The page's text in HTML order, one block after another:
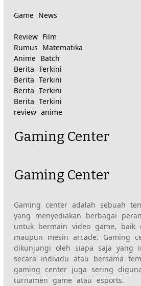
Game News
Review Film
Rumus Matematika
Anime Batch
Berita Terkini
Berita Terkini
Berita Terkini
Berita Terkini
review anime
Gaming Center
Gaming Center
Gaming center adalah sebuah
yang menyediakan berbagai
untuk bermain video game, baik
maupun mesin arcade. Gaming
dikunjungi oleh siapa saja yang
secara individu atau bersama
gaming center juga sering
turnamen game atau esports.